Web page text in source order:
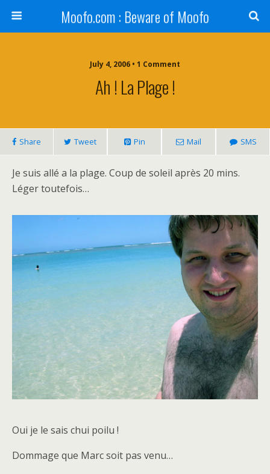
Moofo.com : Beware of Moofo
July 4, 2006 • 1 Comment
Ah ! La Plage !
Share Tweet Pin Mail SMS
Je suis allé a la plage. Coup de soleil après 20 mins.
Léger toutefois…
Oui je le sais chui poilu !
Dommage que Marc soit pas venu…